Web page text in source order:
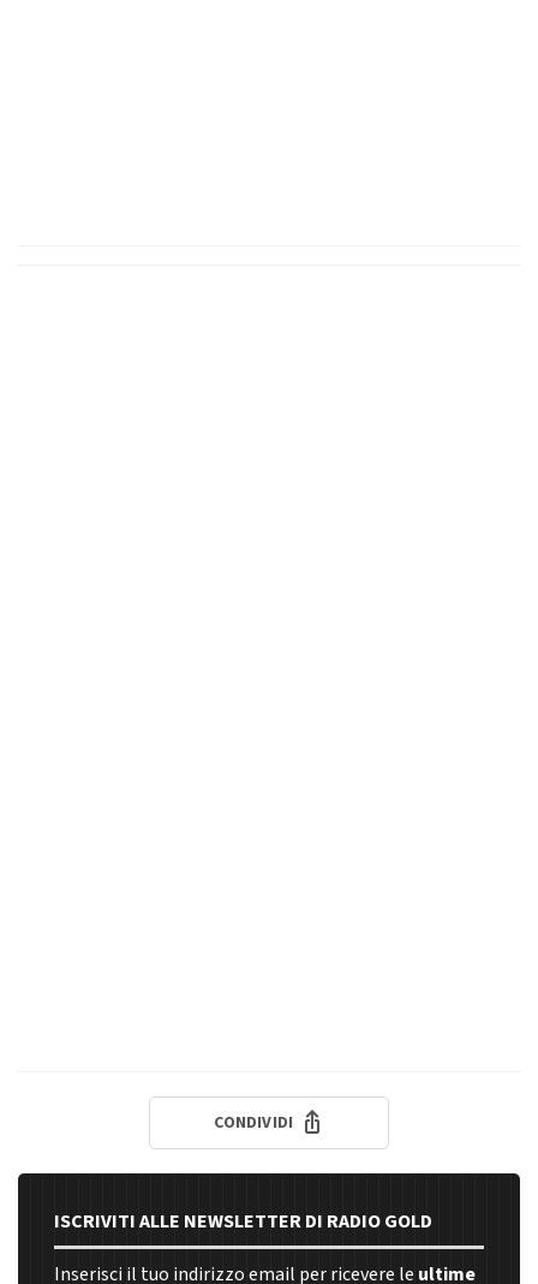
CONDIVIDI
ISCRIVITI ALLE NEWSLETTER DI RADIO GOLD
Inserisci il tuo indirizzo email per ricevere le ultime